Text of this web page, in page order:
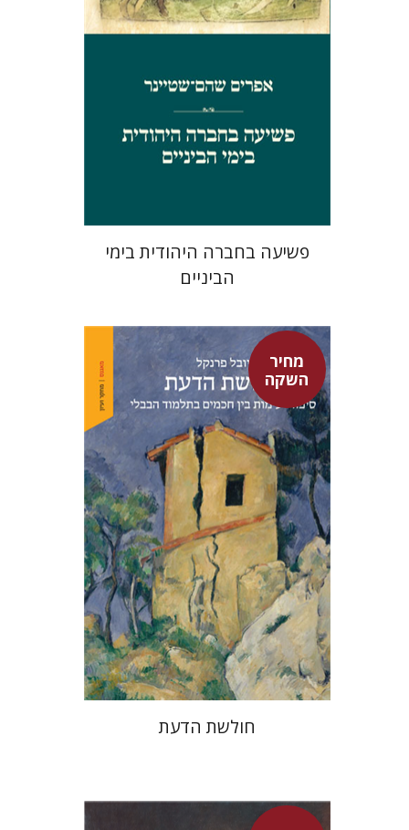
מחיר השקה
$42
$29
פשיעה בחברה היהודית בימי
הביניים
מחיר
השקהיובל פרנקל
מחיר השקה
$46
$32
חולשת הדעת